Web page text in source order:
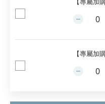
【專屬加